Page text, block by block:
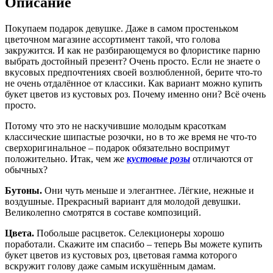
Покупаем подарок девушке. Даже в самом простеньком
цветочном магазине ассортимент такой, что голова
закружится. И как не разбирающемуся во флористике парню
выбрать достойный презент? Очень просто. Если не знаете о
вкусовых предпочтениях своей возлюбленной, берите что-то
не очень отдалённое от классики. Как вариант можно купить
букет цветов из кустовых роз. Почему именно они? Всё очень
просто.
Потому что это не наскучившие молодым красоткам
классические шипастые розочки, но в то же время не что-то
сверхоригинальное – подарок обязательно воспримут
положительно. Итак, чем же кустовые розы отличаются от
обычных?
Бутоны. Они чуть меньше и элегантнее. Лёгкие, нежные и
воздушные. Прекрасный вариант для молодой девушки.
Великолепно смотрятся в составе композиций.
Цвета. Побольше расцветок. Селекционеры хорошо
поработали. Скажите им спасибо – теперь Вы можете купить
букет цветов из кустовых роз, цветовая гамма которого
вскружит голову даже самым искушённым дамам.